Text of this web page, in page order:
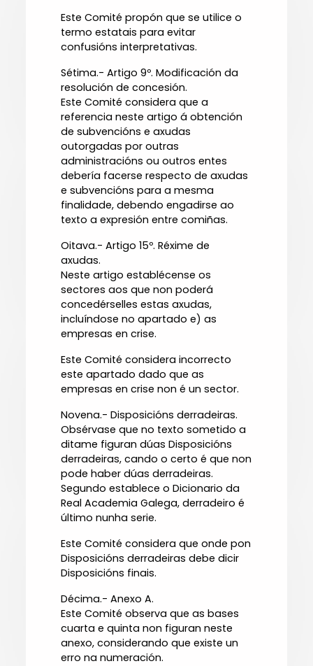
Este Comité propón que se utilice o
termo estatais para evitar
confusións interpretativas.
Sétima.- Artigo 9º. Modificación da
resolución de concesión.
Este Comité considera que a
referencia neste artigo á obtención
de subvencións e axudas
outorgadas por outras
administracións ou outros entes
debería facerse respecto de axudas
e subvencións para a mesma
finalidade, debendo engadirse ao
texto a expresión entre comiñas.
Oitava.- Artigo 15º. Réxime de
axudas.
Neste artigo establécense os
sectores aos que non poderá
concedérselles estas axudas,
incluíndose no apartado e) as
empresas en crise.
Este Comité considera incorrecto
este apartado dado que as
empresas en crise non é un sector.
Novena.- Disposicións derradeiras.
Obsérvase que no texto sometido a
ditame figuran dúas Disposicións
derradeiras, cando o certo é que non
pode haber dúas derradeiras.
Segundo establece o Dicionario da
Real Academia Galega, derradeiro é
último nunha serie.
Este Comité considera que onde pon
Disposicións derradeiras debe dicir
Disposicións finais.
Décima.- Anexo A.
Este Comité observa que as bases
cuarta e quinta non figuran neste
anexo, considerando que existe un
erro na numeración.